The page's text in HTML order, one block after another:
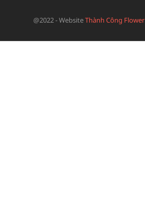
@2022 - WebsiteThành Công Flower